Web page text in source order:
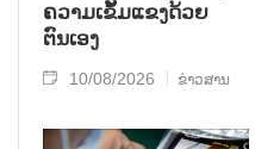
ຄວາມເຂັ້ມແຂງດ້ວຍ
ຕົນເອງ
10/08/2026 ຂ່າວສານ